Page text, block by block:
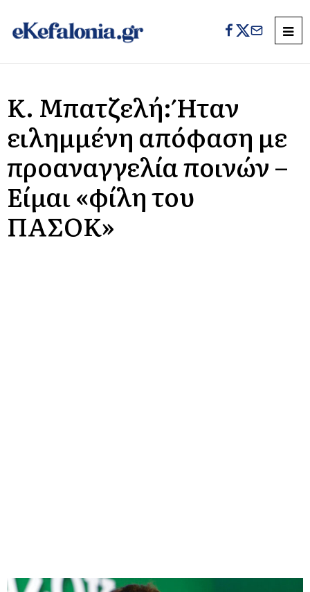
Κ. Μπατζελή: Ήταν
ειλημμένη απόφαση με
προαναγγελία ποινών –
Είμαι «φίλη του
ΠΑΣΟΚ»